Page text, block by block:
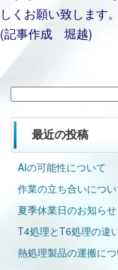
しくお願い致します。
(記事作成 堀越)
最近の投稿
AIの可能性について
作業の立ち合いにつ
夏季休業日のお知らせ
T4処理とT6処理の違
熱処理製品の運搬に